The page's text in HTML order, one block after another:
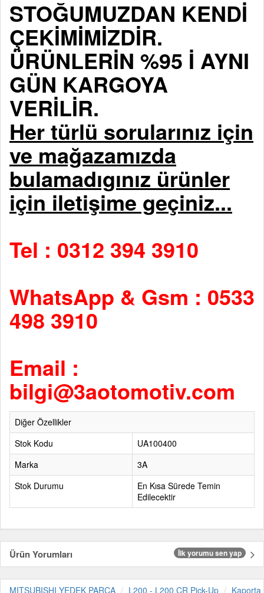
STOĞUMUZDAN KENDİ
ÇEKİMİMİZDİR.
ÜRÜNLERİN %95 İ AYNI
GÜN KARGOYA
VERİLİR.
Her türlü sorularınız için
ve mağazamızda
bulamadıgınız ürünler
için iletişime geçiniz...
Tel : 0312 394 3910
WhatsApp & Gsm : 0533
498 3910
Email :
bilgi@3aotomotiv.com
Diğer Özellikler
Stok Kodu
UA100400
Marka
3A
Stok Durumu
En Kısa Sürede Temin
Edilecektir
Ürün Yorumları İlk yorumu sen yap
MITSUBISHI YEDEK PARÇA L200 - L200 CR Pick-Up Kaporta